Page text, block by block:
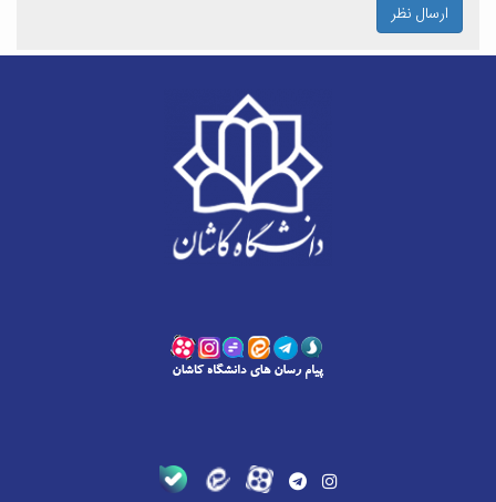
ارسال نظر